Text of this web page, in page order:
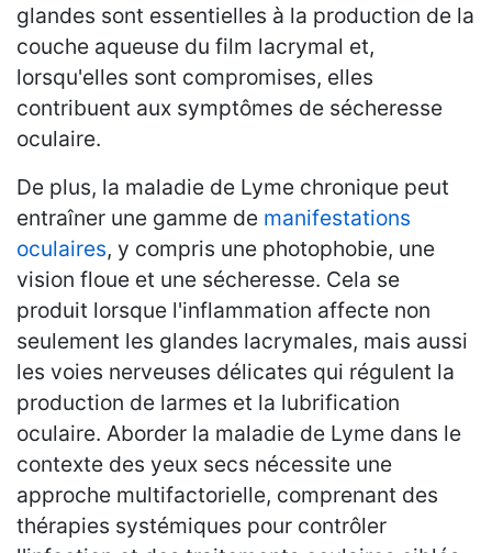
glandes sont essentielles à la production de la
couche aqueuse du film lacrymal et,
lorsqu'elles sont compromises, elles
contribuent aux symptômes de sécheresse
oculaire.
De plus, la maladie de Lyme chronique peut
entraîner une gamme de manifestations
oculaires, y compris une photophobie, une
vision floue et une sécheresse. Cela se
produit lorsque l'inflammation affecte non
seulement les glandes lacrymales, mais aussi
les voies nerveuses délicates qui régulent la
production de larmes et la lubrification
oculaire. Aborder la maladie de Lyme dans le
contexte des yeux secs nécessite une
approche multifactorielle, comprenant des
thérapies systémiques pour contrôler